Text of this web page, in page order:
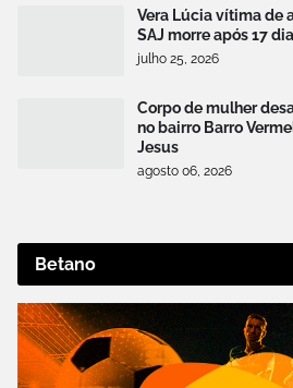
Vera Lúcia vítima de
SAJ morre após 17
julho 25, 2026
Corpo de mulher
no bairro Barro
Jesus
agosto 06, 2026
Betano